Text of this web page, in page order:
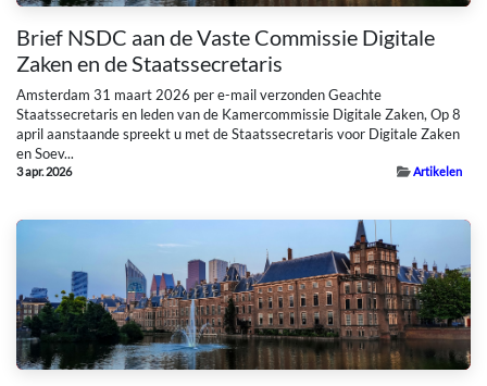
Brief NSDC aan de Vaste Commissie Digitale
Zaken en de Staatssecretaris
Amsterdam 31 maart 2026 per e-mail verzonden Geachte
Staatssecretaris en leden van de Kamercommissie Digitale Zaken, Op 8
april aanstaande spreekt u met de Staatssecretaris voor Digitale Zaken
en Soev...
3 apr. 2026 Artikelen